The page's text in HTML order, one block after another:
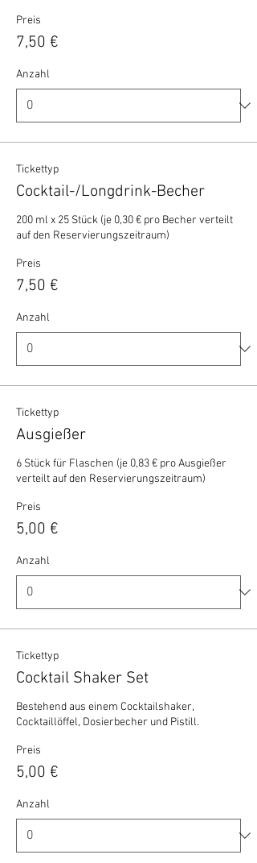
Preis
7,50 €
Anzahl
Tickettyp
Cocktail-/Longdrink-Becher
200 ml x 25 Stück (je 0,30 € pro Becher verteilt
auf den Reservierungszeitraum)
Preis
7,50 €
Anzahl
Tickettyp
Ausgießer
6 Stück für Flaschen (je 0,83 € pro Ausgießer
verteilt auf den Reservierungszeitraum)
Preis
5,00 €
Anzahl
Tickettyp
Cocktail Shaker Set
Bestehend aus einem Cocktailshaker,
Cocktaillöffel, Dosierbecher und Pistill.
Preis
5,00 €
Anzahl